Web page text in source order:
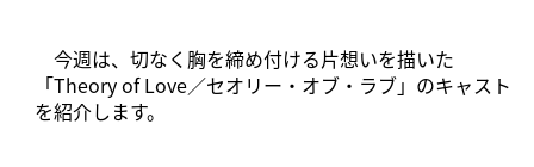
今週は、切なく胸を締め付ける片想いを描いた
「Theory of Love／セオリー・オブ・ラブ」のキャスト
を紹介します。